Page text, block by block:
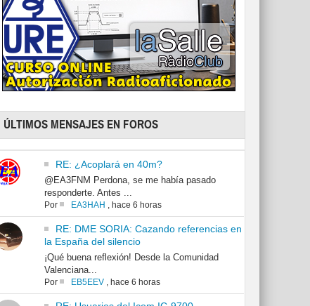
ÚLTIMOS MENSAJES EN FOROS
RE: ¿Acoplará en 40m?
@EA3FNM Perdona, se me había pasado
responderte. Antes ...
Por EA3HAH , hace 6 horas
RE: DME SORIA: Cazando referencias en
la España del silencio
¡Qué buena reflexión! Desde la Comunidad
Valenciana...
Por EB5EEV, hace 6 horas